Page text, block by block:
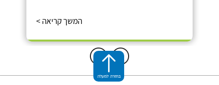
המשך קריאה >
בחזרה למעלה